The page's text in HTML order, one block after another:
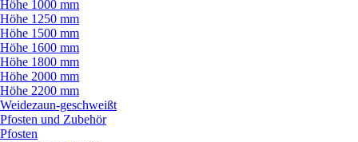
Höhe 1000 mm
Höhe 1250 mm
Höhe 1500 mm
Höhe 1600 mm
Höhe 1800 mm
Höhe 2000 mm
Höhe 2200 mm
Weidezaun-geschweißt
Pfosten und Zubehör
Pfosten